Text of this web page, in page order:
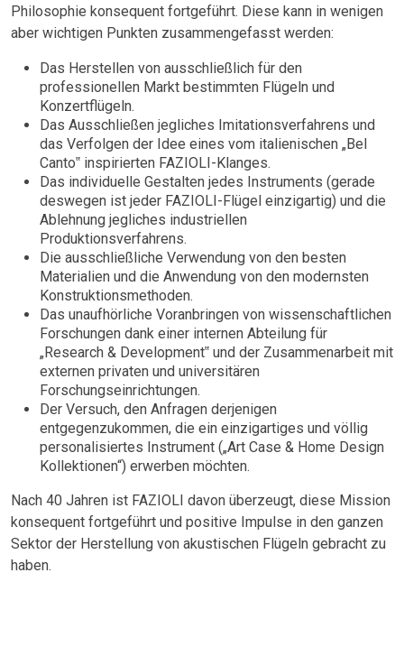
Philosophie konsequent fortgeführt. Diese kann in wenigen
aber wichtigen Punkten zusammengefasst werden:
Das Herstellen von ausschließlich für den
professionellen Markt bestimmten Flügeln und
Konzertflügeln.
Das Ausschließen jegliches Imitationsverfahrens und
das Verfolgen der Idee eines vom italienischen „Bel
Canto‟ inspirierten FAZIOLI-Klanges.
Das individuelle Gestalten jedes Instruments (gerade
deswegen ist jeder FAZIOLI-Flügel einzigartig) und die
Ablehnung jegliches industriellen
Produktionsverfahrens.
Die ausschließliche Verwendung von den besten
Materialien und die Anwendung von den modernsten
Konstruktionsmethoden.
Das unaufhörliche Voranbringen von wissenschaftlichen
Forschungen dank einer internen Abteilung für
„Research & Development‟ und der Zusammenarbeit mit
externen privaten und universitären
Forschungseinrichtungen.
Der Versuch, den Anfragen derjenigen
entgegenzukommen, die ein einzigartiges und völlig
personalisiertes Instrument („Art Case & Home Design
Kollektionen“) erwerben möchten.
Nach 40 Jahren ist FAZIOLI davon überzeugt, diese Mission
konsequent fortgeführt und positive Impulse in den ganzen
Sektor der Herstellung von akustischen Flügeln gebracht zu
haben.